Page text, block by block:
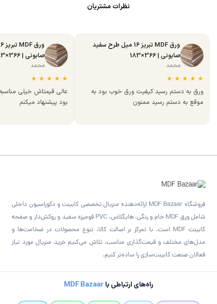
نظرات مشتریان
ورق MDF تبریز 16 میل طرح سفید
صابونی | 366×183
محمد
★
★
★
★
★
ورق به دستم رسید کیفیت ورق خوب بود به
موقع به دستم رسید ممنون
صابونی | 366×183
محمد
★
★
★
★
★
عالی قیمتاش خیلی
بود پیشنهاد میکنم
فروشگاه MDF Bazaar ارائه‌دهنده متریال تخصصی کابینت و دکوراسیون داخلی
شامل ورق MDF خام و رنگی، هایگلاس، PVC فومیزه سفید و روکش‌دار و صفحه
کابینت MDF است. با تمرکز بر اصالت کالا، تنوع محصولات در ضخامت‌ها و
مدل‌های مختلف و قیمت‌گذاری مناسب، تلاش می‌کنیم خرید متریال مورد نیاز
فعالان صنعت کابینت‌سازی را ساده‌تر کنیم.
راه‌های ارتباطی باMDF Bazaar